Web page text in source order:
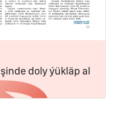
doly ýükläp al